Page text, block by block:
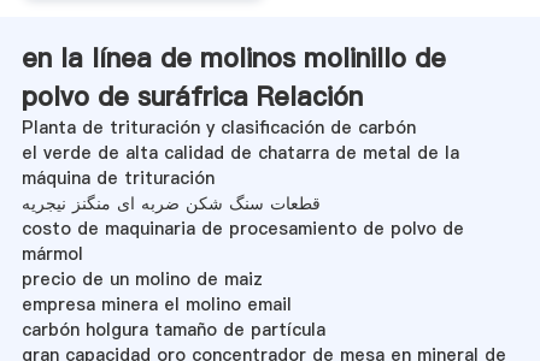
en la línea de molinos molinillo de
polvo de suráfrica Relación
Planta de trituración y clasificación de carbón
el verde de alta calidad de chatarra de metal de la
máquina de trituración
قطعات سنگ شکن ضربه ای منگنز نیجریه
costo de maquinaria de procesamiento de polvo de
mármol
precio de un molino de maiz
empresa minera el molino email
carbón holgura tamaño de partícula
gran capacidad oro concentrador de mesa en mineral de